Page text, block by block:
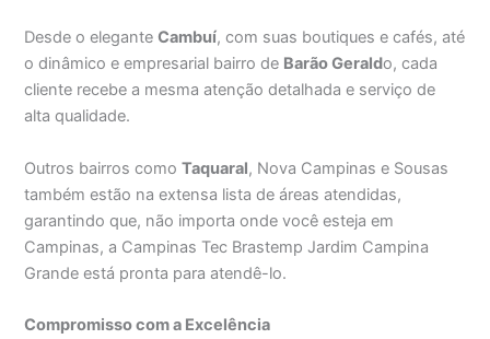
Desde o eleganteCambuí, com suas boutiques e cafés, até
o dinâmico e empresarial bairro de Barão Geraldo, cada
cliente recebe a mesma atenção detalhada e serviço de
alta qualidade.
Outros bairros comoTaquaral, Nova Campinas e Sousas
também estão na extensa lista de áreas atendidas,
garantindo que, não importa onde você esteja em
Campinas, a Campinas Tec Brastemp Jardim Campina
Grande está pronta para atendê-lo.
Compromisso com a Excelência